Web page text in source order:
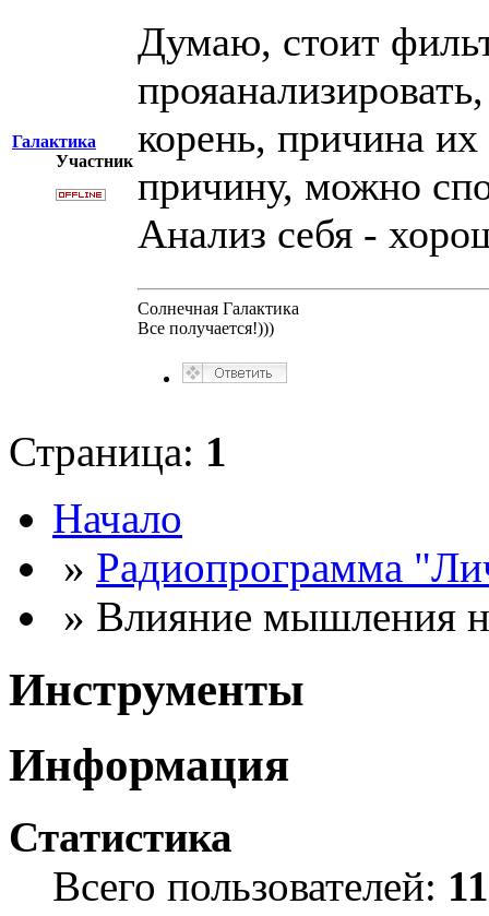
Галактика
Участник
Думаю, стоит
корень, причина
причину, можно
Анализ себя -
Солнечная Галактика
Все получается!)))
Страница: 1
Начало
» Радиопрограмма
» Влияние мышления
Инструменты
Информация
Статистика
Всего пользователей: